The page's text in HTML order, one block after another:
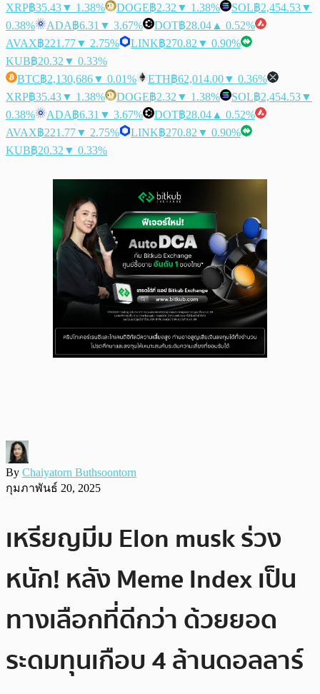
XRP฿35.43▼ 1.38% DOGE฿2.32 ▼ 1.38% SOL฿2,454.53▼
0.38%
ADA฿6.31 ▼ 3.67% DOT฿28.04 ▲ 0.52%
AVAX฿221.77▼ 2.75% LINK฿270.82 ▼ 0.90%
KUB฿20.32 ▼ 0.33%
BTC฿2,130,686▼ 0.01% ETH฿62,014.00▼ 0.36%
XRP฿35.43▼ 1.38% DOGE฿2.32 ▼ 1.38% SOL฿2,454.53▼
0.38%
ADA฿6.31 ▼ 3.67% DOT฿28.04 ▲ 0.52%
AVAX฿221.77▼ 2.75% LINK฿270.82 ▼ 0.90%
KUB฿20.32 ▼ 0.33%
By Chaiyatorn Buthsoontorn
กุมภาพันธ์ 20, 2025
เหรียญมีม Elon musk ร่วง
หนัก! หลัง Meme Index เป็น
ทางเลือกที่ดีกว่า ด้วยยอด
ระดมทุนเกือบ 4 ล้านดอลลาร์